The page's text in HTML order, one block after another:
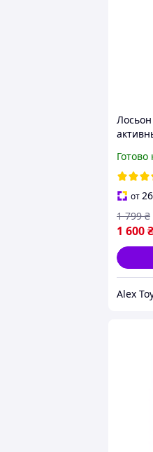
Лосьон
Hair (
Lotion
Готово
от
1 600₴
1 799 ₴
Alex